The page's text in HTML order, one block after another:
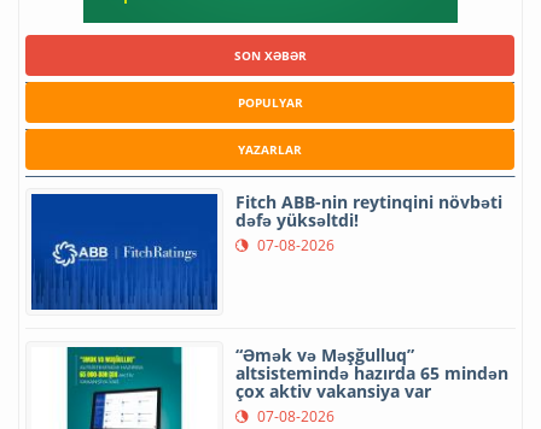
SON XƏBƏR
POPULYAR
YAZARLAR
Fitch ABB-nin reytinqini növbəti
dəfə yüksəltdi!
07-08-2026
“Əmək və Məşğulluq”
altsistemində hazırda 65 mindən
çox aktiv vakansiya var
07-08-2026